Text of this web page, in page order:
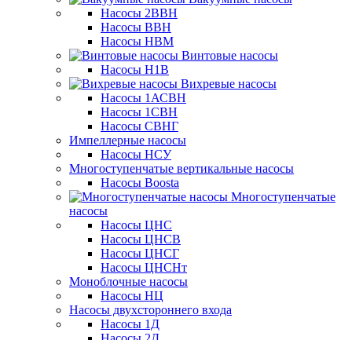
Насосы 2ВВН
Насосы ВВН
Насосы НВМ
Винтовые насосы
Насосы Н1В
Вихревые насосы
Насосы 1АСВН
Насосы 1СВН
Насосы СВНГ
Импеллерные насосы
Насосы НСУ
Многоступенчатые вертикальные насосы
Насосы Boosta
Многоступенчатые
насосы
Насосы ЦНС
Насосы ЦНСВ
Насосы ЦНСГ
Насосы ЦНСНт
Моноблочные насосы
Насосы НЦ
Насосы двухстороннего входа
Насосы 1Д